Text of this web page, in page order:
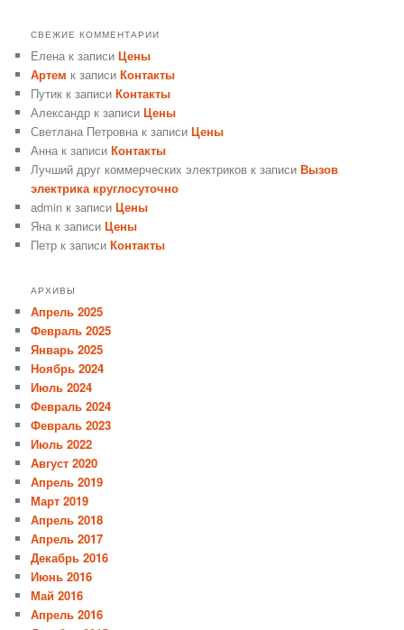
СВЕЖИЕ КОММЕНТАРИИ
Елена к записиЦены
Артем к записиКонтакты
Путик к записиКонтакты
Александр к записиЦены
Светлана Петровна к записиЦены
Анна к записиКонтакты
Лучший друг коммерческих электриков к записиВызов
электрика круглосуточно
admin к записиЦены
Яна к записиЦены
Петр к записиКонтакты
АРХИВЫ
Апрель 2025
Февраль 2025
Январь 2025
Ноябрь 2024
Июль 2024
Февраль 2024
Февраль 2023
Июль 2022
Август 2020
Апрель 2019
Март 2019
Апрель 2018
Апрель 2017
Декабрь 2016
Июнь 2016
Май 2016
Апрель 2016